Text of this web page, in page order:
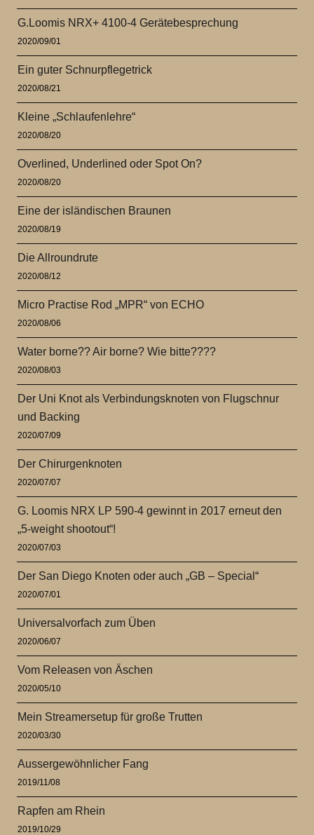
G.Loomis NRX+ 4100-4 Gerätebesprechung
2020/09/01
Ein guter Schnurpflegetrick
2020/08/21
Kleine „Schlaufenlehre“
2020/08/20
Overlined, Underlined oder Spot On?
2020/08/20
Eine der isländischen Braunen
2020/08/19
Die Allroundrute
2020/08/12
Micro Practise Rod „MPR“ von ECHO
2020/08/06
Water borne?? Air borne? Wie bitte????
2020/08/03
Der Uni Knot als Verbindungsknoten von Flugschnur
und Backing
2020/07/09
Der Chirurgenknoten
2020/07/07
G. Loomis NRX LP 590-4 gewinnt in 2017 erneut den
„5-weight shootout“!
2020/07/03
Der San Diego Knoten oder auch „GB – Special“
2020/07/01
Universalvorfach zum Üben
2020/06/07
Vom Releasen von Äschen
2020/05/10
Mein Streamersetup für große Trutten
2020/03/30
Aussergewöhnlicher Fang
2019/11/08
Rapfen am Rhein
2019/10/29